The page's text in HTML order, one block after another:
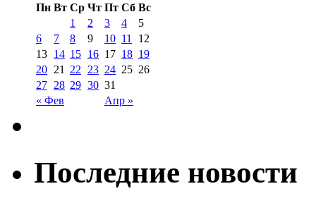
Пн Вт Ср Чт Пт Сб Вс
« Фев Апр »
1 2 3 4
5
6
7 8 9 10 11
12
13 14 15 16 17 18 19
20 21 22 23 24 25 26
27 28 29 30 31
Последние новости